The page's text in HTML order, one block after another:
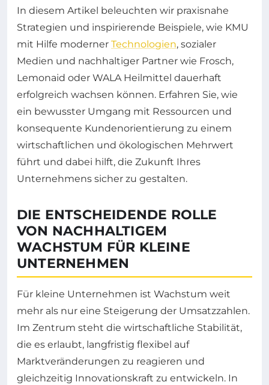
In diesem Artikel beleuchten wir praxisnahe
Strategien und inspirierende Beispiele, wie KMU
mit Hilfe moderner Technologien, sozialer
Medien und nachhaltiger Partner wie Frosch,
Lemonaid oder WALA Heilmittel dauerhaft
erfolgreich wachsen können. Erfahren Sie, wie
ein bewusster Umgang mit Ressourcen und
konsequente Kundenorientierung zu einem
wirtschaftlichen und ökologischen Mehrwert
führt und dabei hilft, die Zukunft Ihres
Unternehmens sicher zu gestalten.
DIE ENTSCHEIDENDE ROLLE
VON NACHHALTIGEM
WACHSTUM FÜR KLEINE
UNTERNEHMEN
Für kleine Unternehmen ist Wachstum weit
mehr als nur eine Steigerung der Umsatzzahlen.
Im Zentrum steht die wirtschaftliche Stabilität,
die es erlaubt, langfristig flexibel auf
Marktveränderungen zu reagieren und
gleichzeitig Innovationskraft zu entwickeln. In